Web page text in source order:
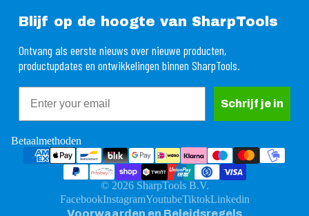
Blijf op de hoogte van SharpTools
Ontvang als eerste nieuws over nieuwe producten,
productupdates en ontwikkelingen binnen SharpTools.
Schrijf je in
Betaalmethoden
© 2026 SharpTools B.V.
FacebookInstagramYoutubeTiktokLinkedin
Voorwaarden en Beleidsregels